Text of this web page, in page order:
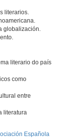
literarios.
globalización.
literario do país
como
entre
literatura
Española
Luna
da AEELH
da AEELH
da AEELH